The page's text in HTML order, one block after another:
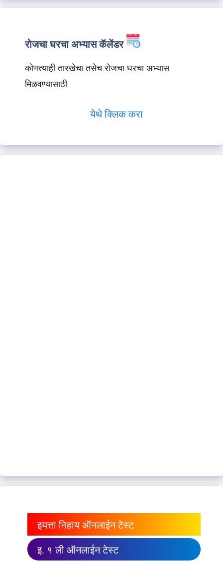
रोजचा घरचा अभ्यास कॅलेंडर
कोणत्याही तारखेचा तसेच रोजचा घरचा अभ्यास
मिळवण्यासाठी
येथे क्लिक करा
इयत्ता निहाय ऑनलाईन टेस्ट
इ. १ ली ऑनलाईन टेस्ट